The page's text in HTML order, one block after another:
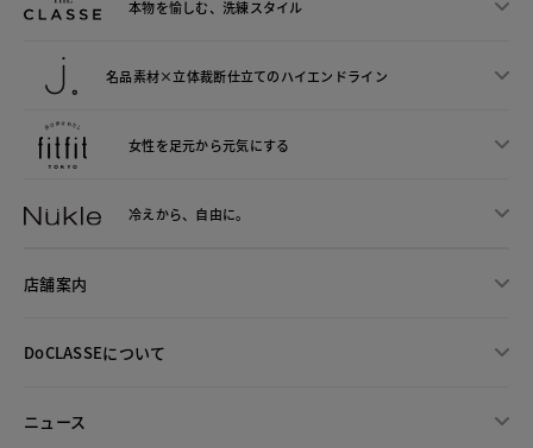
本物を愉しむ、洗練スタイル
名品素材×立体裁断仕立てのハイエンドライン
女性を足元から元気にする
冷えから、 自由に。
店舗案内
DoCLASSEについて
ニュース